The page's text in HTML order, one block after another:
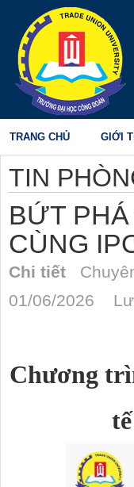
TRANG CHỦ GIỚI
TIN
BỨT
CÙNG
Chi tiết
01/06/2026
Chương